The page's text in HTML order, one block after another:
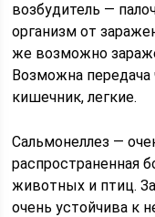
возбудитель —
организм от
же возможно
Возможна передача
кишечник, легкие.
Сальмонеллез —
распространенная
животных и птиц.
очень устойчива к